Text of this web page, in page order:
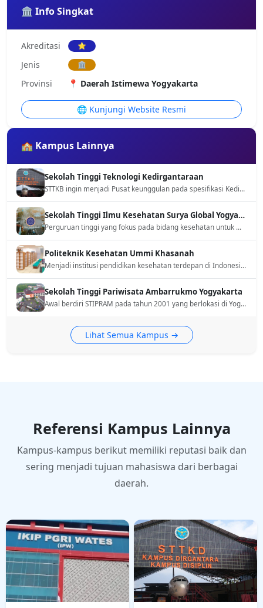
🏛️ Info Singkat
Akreditasi ⭐
Jenis 🏛️
Provinsi 📍 Daerah Istimewa Yogyakarta
🌐 Kunjungi Website Resmi
🏫 Kampus Lainnya
Sekolah Tinggi Teknologi Kedirgantaraan
STTKB ingin menjadi Pusat keunggulan pada spesifikasi Kedirgantaraan pada target tahun 2025
Sekolah Tinggi Ilmu Kesehatan Surya Global Yogyakarta
Perguruan tinggi yang fokus pada bidang kesehatan untuk menanamkan integritas pada pendidikan dan nilai-nilai agama Islam dengan ilmu pengetahuan dan keterampilan pada konsentrasi kesehatan.
Politeknik Kesehatan Ummi Khasanah
Menjadi institusi pendidikan kesehatan terdepan di Indonesia dengan standar global, berkomitmen mencetak tenaga profesional yang kompeten, berintegritas, serta berlandaskan nilai spiritual dan budaya.
Sekolah Tinggi Pariwisata Ambarrukmo Yogyakarta
Awal berdiri STIPRAM pada tahun 2001 yang berlokasi di Yogyakarta. STIPRAM berfokus pada bidang pariwisata khususnya unutk bidang perhotelan dan pariwisata global.
Lihat Semua Kampus →
Referensi Kampus Lainnya
Kampus-kampus berikut memiliki reputasi baik dan
sering menjadi tujuan mahasiswa dari berbagai
daerah.